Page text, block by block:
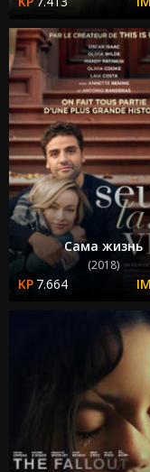
Сама жизнь
(2018)
7.664